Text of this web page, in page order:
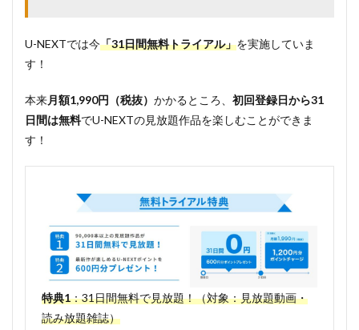
下、
「ス
ふた
つ。』
のあら
すじ
根の
下、
「ス
キ」が
ふた
つ。』
のキャ
U-NEXTでは今「31日間無料トライアル」を実施していま
す！
本来月額1,990円（税抜） かかるところ、 初回登録日から31
日間は無料でU-NEXTの見放題作品を楽しむことができま
す！
特典1：31日間無料で見放題！（対象：見放題動画・
読み放題雑誌）